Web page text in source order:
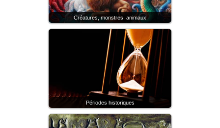
Créatures, monstres, animaux
Périodes historiques